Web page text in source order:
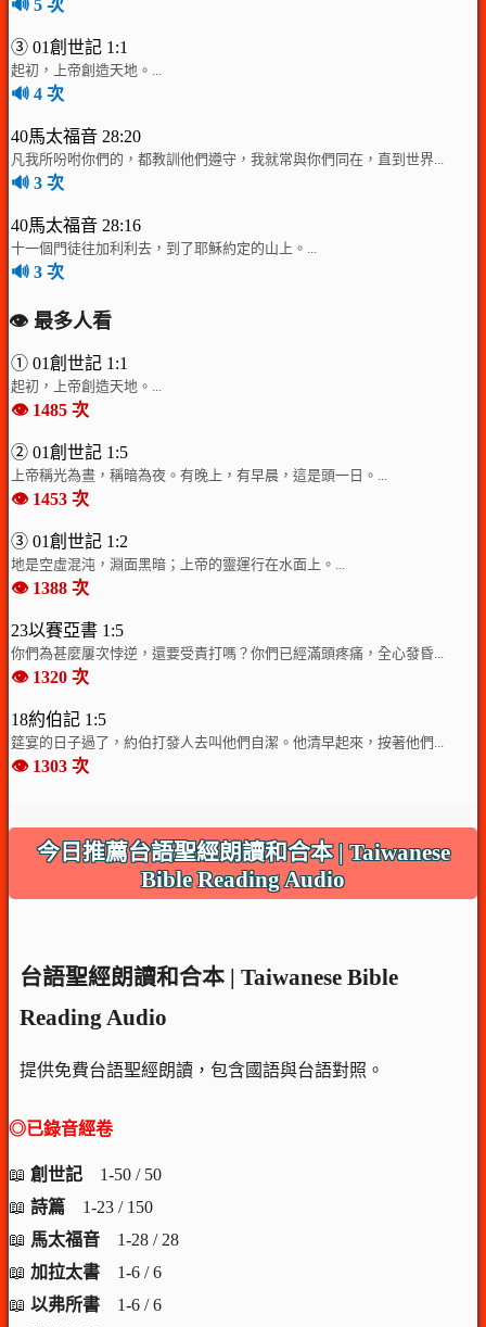
🔊 5 次
③ 01創世記 1:1
起初，上帝創造天地。...
🔊 4 次
40馬太福音 28:20
凡我所吩咐你們的，都教訓他們遵守，我就常與你們同在，直到世界...
🔊 3 次
40馬太福音 28:16
十一個門徒往加利利去，到了耶穌約定的山上。...
🔊 3 次
👁️ 最多人看
① 01創世記 1:1
起初，上帝創造天地。...
👁️ 1485 次
② 01創世記 1:5
上帝稱光為晝，稱暗為夜。有晚上，有早晨，這是頭一日。...
👁️ 1453 次
③ 01創世記 1:2
地是空虛混沌，淵面黑暗；上帝的靈運行在水面上。...
👁️ 1388 次
23以賽亞書 1:5
你們為甚麼屢次悖逆，還要受責打嗎？你們已經滿頭疼痛，全心發昏...
👁️ 1320 次
18約伯記 1:5
筵宴的日子過了，約伯打發人去叫他們自潔。他清早起來，按著他們...
👁️ 1303 次
今日推薦台語聖經朗讀和合本 | Taiwanese
Bible Reading Audio
台語聖經朗讀和合本 | Taiwanese Bible
Reading Audio
提供免費台語聖經朗讀，包含國語與台語對照。
◎已錄音經卷
📖 創世記 1-50 / 50
📖 詩篇 1-23 / 150
📖 馬太福音 1-28 / 28
📖 加拉太書 1-6 / 6
📖 以弗所書 1-6 / 6